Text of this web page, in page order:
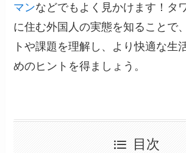
マンなどでもよく見かけます！タ
に住む外国人の実態を知ることで
トや課題を理解し、より快適な生
めのヒントを得ましょう。
目次